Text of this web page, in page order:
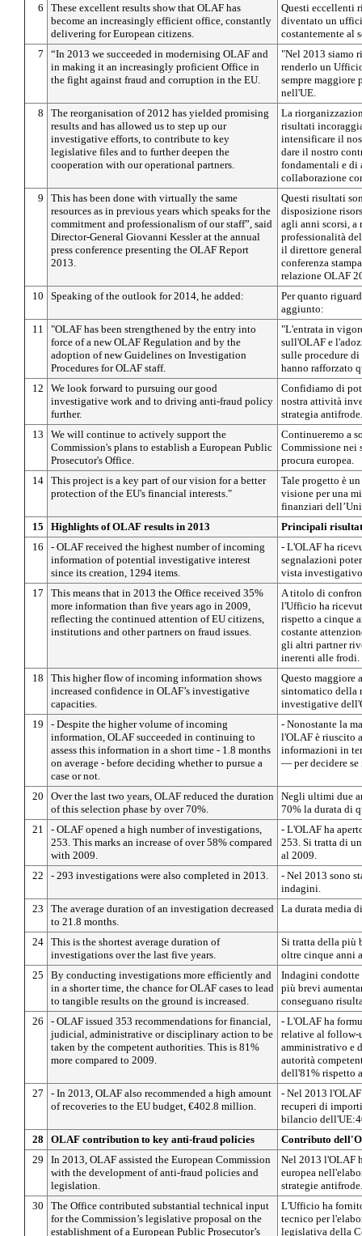
6
These excellent results show that OLAF has
become an increasingly efficient office, constantly
delivering for European citizens.
Questi eccellenti
diventato un
costantemente al
7
“In 2013 we succeeded in modernising OLAF and
in making it an increasingly proficient Office in
the fight against fraud and corruption in the EU.
"Nel 2013 siamo
renderlo un
sempre maggiore
nell'UE.
8
The reorganisation of 2012 has yielded promising
results and has allowed us to step up our
investigative efforts, to contribute to key
legislative files and to further deepen the
cooperation with our operational partners.
La
risultati
intensificare il
dare il nostro
fondamentali e di
collaborazione
9
This has been done with virtually the same
resources as in previous years which speaks for the
commitment and professionalism of our staff”, said
Director-General Giovanni Kessler at the annual
press conference presenting the OLAF Report
2013.
Questi risultati
disposizione
agli anni scorsi, a
professionalità
il direttore
conferenza
relazione OLAF
10
Speaking of the outlook for 2014, he added:
Per quanto
aggiunto:
11
"OLAF has been strengthened by the entry into
force of a new OLAF Regulation and by the
adoption of new Guidelines on Investigation
Procedures for OLAF staff.
"L'entrata in
sull'OLAF e
sulle procedure
hanno rafforzato
12
We look forward to pursuing our good
investigative work and to driving anti-fraud policy
further.
Confidiamo di
nostra attività
strategia antifrode.
13
We will continue to actively support the
Commission's plans to establish a European Public
Prosecutor's Office.
Continueremo a
Commissione nei
procura europea.
14 This project is a key part of our vision for a better
protection of the EU's financial interests."
Tale progetto è
visione per una
finanziari
15
Highlights of OLAF results in 2013
Principali
16
- OLAF received the highest number of incoming
information of potential investigative interest
since its creation, 1294 items.
- L'OLAF ha
segnalazioni
vista
17
This means that in 2013 the Office received 35%
more information than five years ago in 2009,
reflecting the continued attention of EU citizens,
institutions and other partners on fraud issues.
A titolo di
l'Ufficio ha
rispetto a cinque
costante
gli altri partner
inerenti alle frodi.
18
This higher flow of incoming information shows
increased confidence in OLAF’s investigative
capacities.
Questo maggiore
sintomatico della
investigative
19
- Despite the higher volume of incoming
information, OLAF succeeded in continuing to
assess this information in a short time - 1.8 months
on average - before deciding whether to pursue a
case or not.
- Nonostante la
l'OLAF è riuscito
informazioni in
— per decidere
20
Over the last two years, OLAF reduced the duration
of this selection phase by over 70%.
Negli ultimi due
70% la durata di
21
- OLAF opened a high number of investigations,
253. This marks an increase of over 58% compared
with 2009.
- L'OLAF ha
253. Si tratta di
al 2009.
22
- 293 investigations were also completed in 2013.
- Nel 2013 sono
indagini.
23
The average duration of an investigation decreased
to 21.8 months.
La durata media
24 This is the shortest average duration of
investigations over the last five years.
Si tratta della più
oltre cinque anni
25
By conducting investigations more efficiently and
in a shorter time, the chance for OLAF cases to lead
to tangible results on the ground is increased.
Indagini condotte
più brevi
conseguano
26
- OLAF issued 353 recommendations for financial,
judicial, administrative or disciplinary action to be
taken by the competent authorities. This is 81%
more compared to 2009.
- L'OLAF ha
relative al
amministrativo e
autorità
dell'81% rispetto
27
- In 2013, OLAF also recommended a high amount
of recoveries to the EU budget, €402.8 million.
- Nel 2013
recuperi di
bilancio
28
OLAF contribution to key anti-fraud policies
Contributo
29
In 2013, OLAF assisted the European Commission
with the development of anti-fraud policies and
legislation.
Nel 2013 l'OLAF
europea
strategie antifrode.
30
The Office contributed substantial technical input
for the Commission’s legislative proposal on the
establishment of a European Public Prosecutor’s
L'Ufficio ha
tecnico per
legislativa della